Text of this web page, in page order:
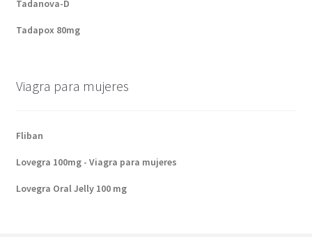
Tadanova-D
Tadapox 80mg
Viagra para mujeres
Fliban
Lovegra 100mg - Viagra para mujeres
Lovegra Oral Jelly 100 mg